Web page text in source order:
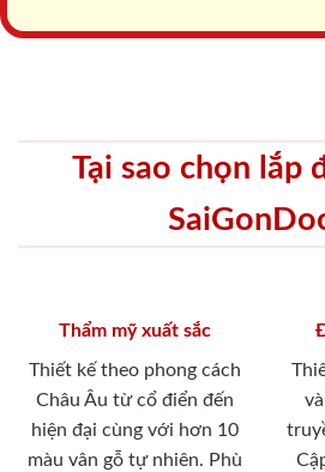
Tại sao chọn lắp
Thẩm mỹ xuất sắc
Thiết kế theo phong cách
Châu Âu từ cổ điển đến
hiện đại cùng với hơn 10
màu vân gỗ tự nhiên. Phù